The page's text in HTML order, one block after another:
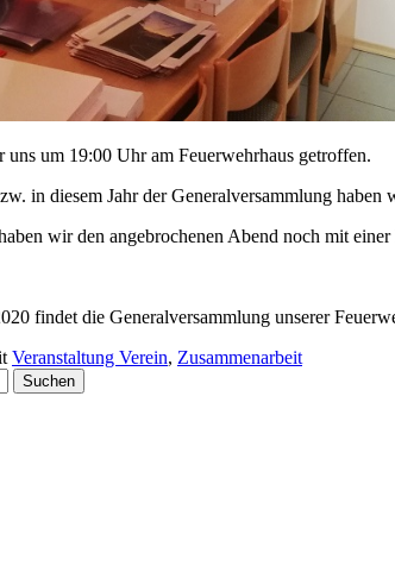
um 19:00 Uhr am Feuerwehrhaus getroffen.
in diesem Jahr der Generalversammlung
wir den angebrochenen Abend noch mit
findet die Generalversammlung unserer
Veranstaltung Verein, Zusammenarbeit